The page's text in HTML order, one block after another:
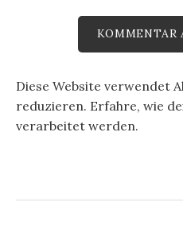
Diese Website verwendet
reduzieren. Erfahre, wie
verarbeitet werden.